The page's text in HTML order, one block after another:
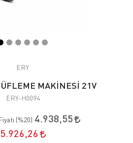
ERY
ÜFLEME MAKİNESİ 21V
ERY-H0094
(%20):4.938,55
5.926,26